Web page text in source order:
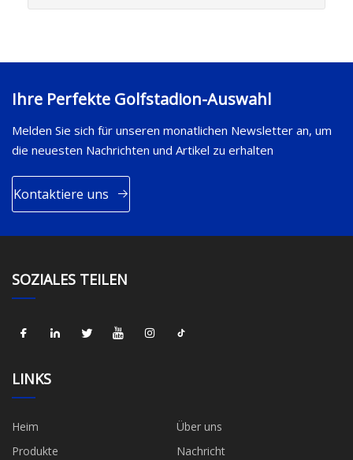
Ihre Perfekte Golfstadion-Auswahl
Melden Sie sich für unseren monatlichen Newsletter an, um
die neuesten Nachrichten und Artikel zu erhalten
Kontaktiere uns
SOZIALES TEILEN
LINKS
Heim
Über uns
Produkte
Nachricht